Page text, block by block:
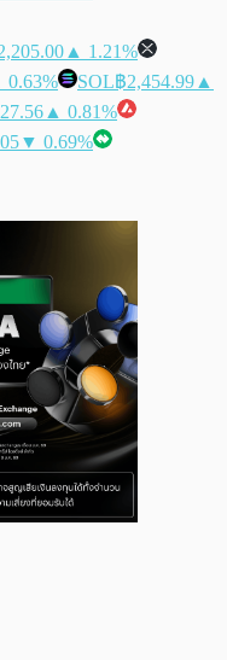
▲ 1.21%
0.63% SOL฿2,454.99 ▲
▲ 0.81%
▼ 0.69%